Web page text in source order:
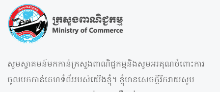
សូមស្វាគមន៍មកកាន់ក្រសួងពាណិជ្ជកម្មនិងសូមអរគុណចំពោះការ
ចូលមកកាន់គេហទំព័ររបស់យើងខ្ញុំ។ ខ្ញុំមានសេចក្តីរីករាយសូម